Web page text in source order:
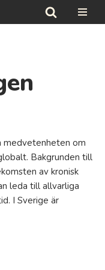
medvetenheten om
Bakgrunden till
av kronisk
leda till allvarliga
I Sverige är